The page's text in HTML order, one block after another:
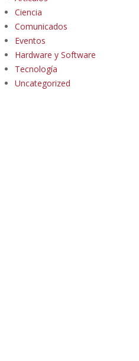
Ciencia
Comunicados
Eventos
Hardware y Software
Tecnología
Uncategorized